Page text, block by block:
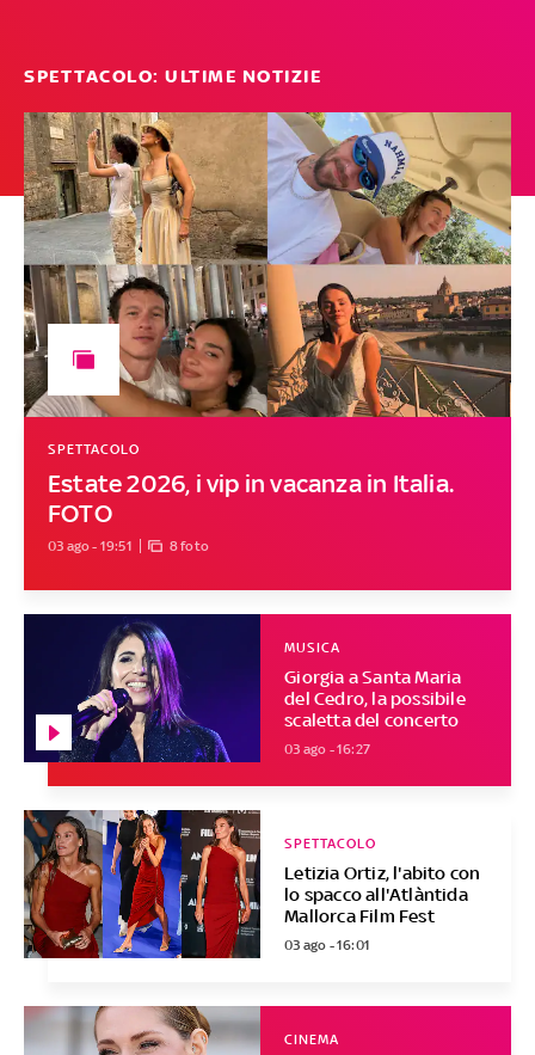
SPETTACOLO: ULTIME NOTIZIE
Estate 2026, i vip in vacanza in Italia.
FOTO
SPETTACOLO
03 ago - 19:51 8 foto
Giorgia a Santa Maria
del Cedro, la possibile
scaletta del concerto
MUSICA
03 ago - 16:27
Letizia Ortiz, l'abito con
lo spacco all'Atlàntida
Mallorca Film Fest
SPETTACOLO
03 ago - 16:01
CINEMA